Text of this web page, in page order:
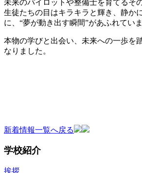
未来のパイロットや整備士を育てるそ
生徒たちの目はキラキラと輝き、静か
に、“夢が動き出す瞬間”があふれていま
本物の学びと出会い、未来への一歩を
なりました。
新着情報一覧へ戻る
学校紹介
挨拶